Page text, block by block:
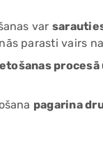
var
parasti vairs
pagarina